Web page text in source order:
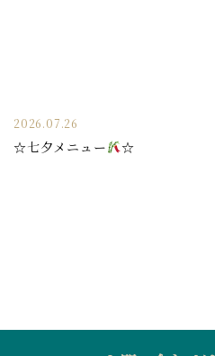
2026.07.26
☆七夕メニュー ☆